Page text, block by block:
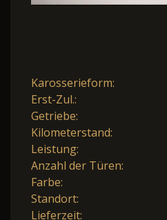
Karosserieform:
Erst-Zul.:
Getriebe:
Kilometerstand:
Leistung:
Anzahl der Türen:
Farbe:
Standort:
Lieferzeit: